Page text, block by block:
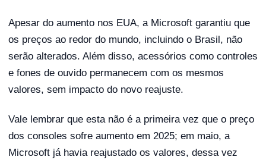
Apesar do aumento nos EUA, a Microsoft garantiu que
os preços ao redor do mundo, incluindo o Brasil, não
serão alterados. Além disso, acessórios como controles
e fones de ouvido permanecem com os mesmos
valores, sem impacto do novo reajuste.
Vale lembrar que esta não é a primeira vez que o preço
dos consoles sofre aumento em 2025; em maio, a
Microsoft já havia reajustado os valores, dessa vez